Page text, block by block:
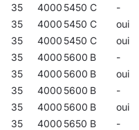
35
4000 5450 C -
35
4000 5450 C oui
35
4000 5450 C oui
35
4000 5600 B -
35
4000 5600 B oui
35
4000 5600 B -
35
4000 5600 B oui
35
4000 5650 B -